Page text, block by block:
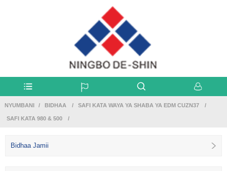
NYUMBANI BIDHAA SAFI KATA WAYA YA SHABA YA EDM CUZN37
SAFI KATA 980 & 500
Bidhaa Jamii